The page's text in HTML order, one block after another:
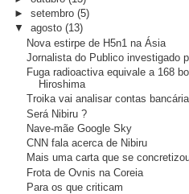
► setembro (5)
▼ agosto (13)
Nova estirpe de H5n1 na Ásia
Jornalista do Publico investigado
Fuga radioactiva equivale a 168
Hiroshima
Troika vai analisar contas
Será Nibiru ?
Nave-mãe Google Sky
CNN fala acerca de Nibiru
Mais uma carta que se
Frota de Ovnis na Coreia
Para os que criticam